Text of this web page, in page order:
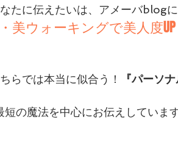
たに伝えたいは、アメーバblog
美ウォーキングで美人度
らでは本当に似合う！
『パーソ
短の魔法を中心にお伝えしていま